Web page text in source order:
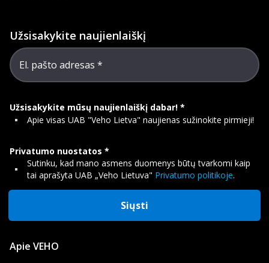
Užsisakykite naujienlaiškį
El. pašto adresas
Užsisakykite mūsų naujienlaiškį dabar!
Apie visas UAB "Veho Lietva" naujienas sužinokite pirmieji!
Privatumo nuostatos
Sutinku, kad mano asmens duomenys būtų tvarkomi kaip
tai aprašyta UAB „Veho Lietuva" Privatumo politikoje.
Siųsti
Apie VEHO